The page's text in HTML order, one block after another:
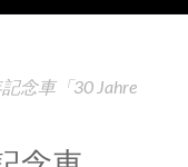
念車「30 Jahre